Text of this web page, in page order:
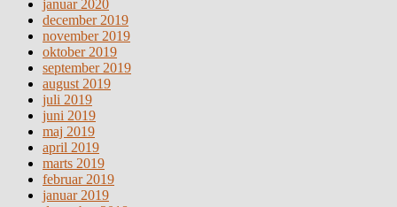
januar 2020
december 2019
november 2019
oktober 2019
september 2019
august 2019
juli 2019
juni 2019
maj 2019
april 2019
marts 2019
februar 2019
januar 2019